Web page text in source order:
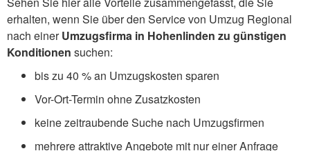
erhalten, wenn Sie über den Service von Umzug Regional
nach einerUmzugsfirma in Hohenlinden zu günstigen
Konditionen suchen:
bis zu 40 % an Umzugskosten sparen
Vor-Ort-Termin ohne Zusatzkosten
keine zeitraubende Suche nach Umzugsfirmen
mehrere attraktive Angebote mit nur einer Anfrage